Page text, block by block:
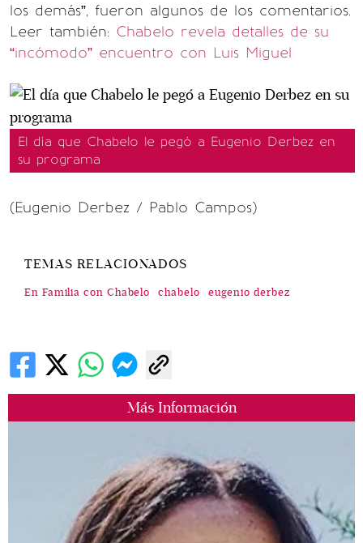
Más Información
los demás”, fueron algunos de los comentarios.
Leer también: Chabelo revela detalles de su
“incómodo” encuentro con Luis Miguel
El día que Chabelo le pegó a Eugenio Derbez en
su programa
(Eugenio Derbez / Pablo Campos)
TEMAS RELACIONADOS
En Familia con Chabelo chabelo eugenio derbez